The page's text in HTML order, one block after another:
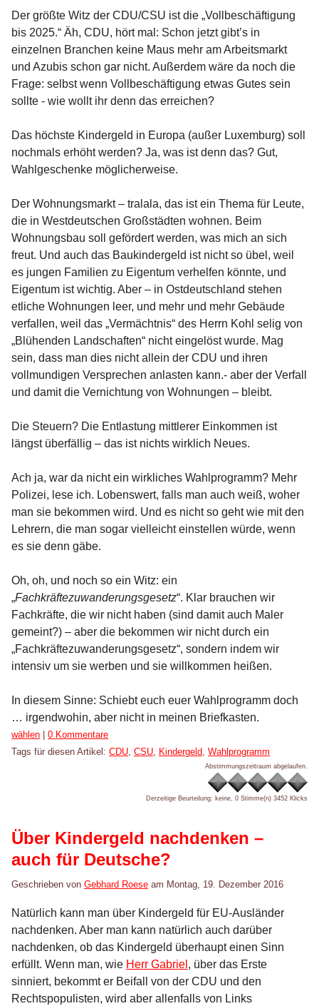
Der größte Witz der CDU/CSU ist die „Vollbeschäftigung
bis 2025.“ Äh, CDU, hört mal: Schon jetzt gibt’s in
einzelnen Branchen keine Maus mehr am Arbeitsmarkt
und Azubis schon gar nicht. Außerdem wäre da noch die
Frage: selbst wenn Vollbeschäftigung etwas Gutes sein
sollte - wie wollt ihr denn das erreichen?
Das höchste Kindergeld in Europa (außer Luxemburg) soll
nochmals erhöht werden? Ja, was ist denn das? Gut,
Wahlgeschenke möglicherweise.
Der Wohnungsmarkt – tralala, das ist ein Thema für Leute,
die in Westdeutschen Großstädten wohnen. Beim
Wohnungsbau soll gefördert werden, was mich an sich
freut. Und auch das Baukindergeld ist nicht so übel, weil
es jungen Familien zu Eigentum verhelfen könnte, und
Eigentum ist wichtig. Aber – in Ostdeutschland stehen
etliche Wohnungen leer, und mehr und mehr Gebäude
verfallen, weil das „Vermächtnis“ des Herrn Kohl selig von
„Blühenden Landschaften“ nicht eingelöst wurde. Mag
sein, dass man dies nicht allein der CDU und ihren
vollmundigen Versprechen anlasten kann.- aber der Verfall
und damit die Vernichtung von Wohnungen – bleibt.
Die Steuern? Die Entlastung mittlerer Einkommen ist
längst überfällig – das ist nichts wirklich Neues.
Ach ja, war da nicht ein wirkliches Wahlprogramm? Mehr
Polizei, lese ich. Lobenswert, falls man auch weiß, woher
man sie bekommen wird. Und es nicht so geht wie mit den
Lehrern, die man sogar vielleicht einstellen würde, wenn
es sie denn gäbe.
Oh, oh, und noch so ein Witz: ein
„Fachkräftezuwanderungsgesetz“. Klar brauchen wir
Fachkräfte, die wir nicht haben (sind damit auch Maler
gemeint?) – aber die bekommen wir nicht durch ein
„Fachkräftezuwanderungsgesetz“, sondern indem wir
intensiv um sie werben und sie willkommen heißen.
In diesem Sinne: Schiebt euch euer Wahlprogramm doch
… irgendwohin, aber nicht in meinen Briefkasten.
Kategorien:
wählen
0 Kommentare
Tags für diesen Artikel: CDU CSU Kindergeld Wahlprogramm
Abstimmungszeitraum abgelaufen.
Derzeitige Beurteilung: keine, 0 Stimme(n) 3452 Klicks
Über Kindergeld nachdenken –
auch für Deutsche?
Geschrieben von Gebhard Roese am Montag, 19. Dezember 2016
Natürlich kann man über Kindergeld für EU-Ausländer
nachdenken. Aber man kann natürlich auch darüber
nachdenken, ob das Kindergeld überhaupt einen Sinn
erfüllt. Wenn man, wie Herr Gabriel , über das Erste
sinniert, bekommt er Beifall von der CDU und den
Rechtspopulisten, wird aber allenfalls von Links